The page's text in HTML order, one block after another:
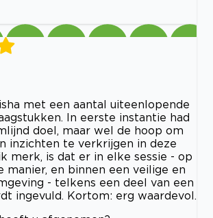
met een aantal uiteenlopende
In eerste instantie had
doel, maar wel de hoop om
inzichten te verkrijgen in deze
merk, is dat er in elke sessie - op
manier, en binnen een veilige en
- telkens een deel van een
ingevuld. Kortom: erg waardevol.